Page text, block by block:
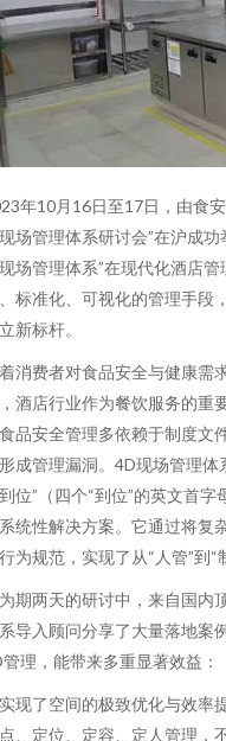
年10月16日至17日，由食
场管理体系研讨会”在沪成
场管理体系”在现代化酒店
标准化、可视化的管理手段
新标杆。
消费者对食品安全与健康需
酒店行业作为餐饮服务的重
品安全管理多依赖于制度文
成管理漏洞。4D现场管理
位”（四个“到位”的英文首
统性解决方案。它通过将复
为规范，实现了从“人管”到“
期两天的研讨中，来自国内
导入顾问分享了大量落地案
理，能带来多重显著效益：
现了空间的极致优化与效率
、定位、定容、定人管理，